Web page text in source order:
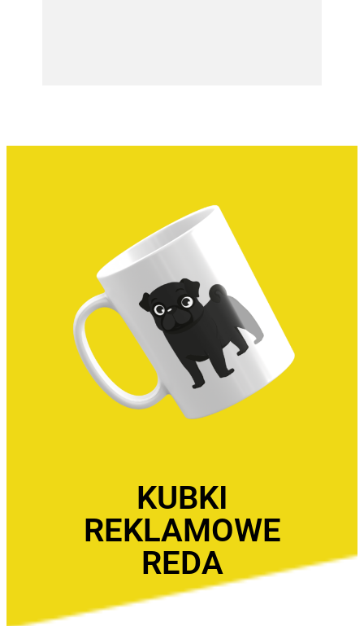
KUBKI
REKLAMOWE
REDA